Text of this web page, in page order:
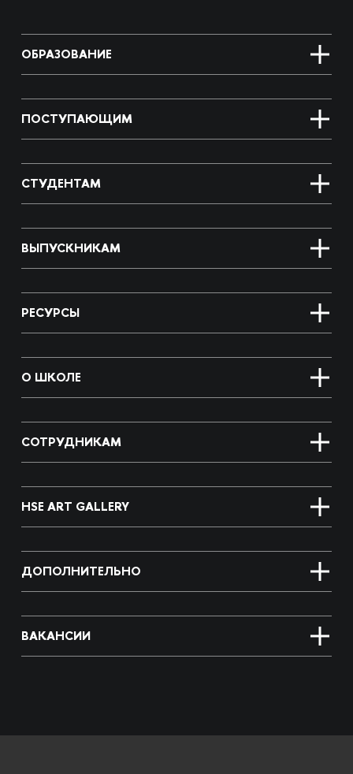
ОБРАЗОВАНИЕ
ПОСТУПАЮЩИМ
СТУДЕНТАМ
ВЫПУСКНИКАМ
РЕСУРСЫ
О ШКОЛЕ
СОТРУДНИКАМ
HSE ART GALLERY
ДОПОЛНИТЕЛЬНО
ВАКАНСИИ